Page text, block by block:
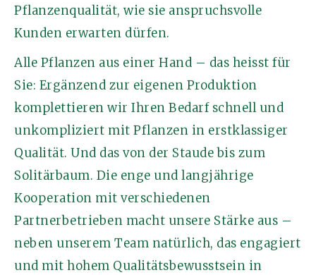
Pflanzenqualität, wie sie anspruchsvolle
Kunden erwarten dürfen.
Alle Pflanzen aus einer Hand – das heisst für
Sie: Ergänzend zur eigenen Produktion
komplettieren wir Ihren Bedarf schnell und
unkompliziert mit Pflanzen in erstklassiger
Qualität. Und das von der Staude bis zum
Solitärbaum. Die enge und langjährige
Kooperation mit verschiedenen
Partnerbetrieben macht unsere Stärke aus –
neben unserem Team natürlich, das engagiert
und mit hohem Qualitätsbewusstsein in